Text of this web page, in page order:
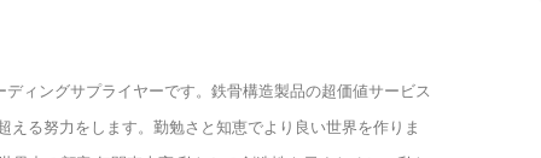
ィングサプライヤーです。鉄骨構造製品の超価値サービス
る努力をします。勤勉さと知恵でより良い世界を作りま